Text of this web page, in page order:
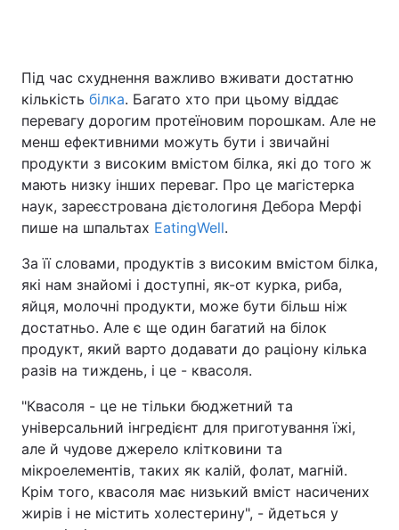
Під час схуднення важливо вживати достатню
кількість білка. Багато хто при цьому віддає
перевагу дорогим протеїновим порошкам. Але не
менш ефективними можуть бути і звичайні
продукти з високим вмістом білка, які до того ж
мають низку інших переваг. Про це магістерка
наук, зареєстрована дієтологиня Дебора Мерфі
пише на шпальтах EatingWell.
За її словами, продуктів з високим вмістом білка,
які нам знайомі і доступні, як-от курка, риба,
яйця, молочні продукти, може бути більш ніж
достатньо. Але є ще один багатий на білок
продукт, який варто додавати до раціону кілька
разів на тиждень, і це - квасоля.
"Квасоля - це не тільки бюджетний та
універсальний інгредієнт для приготування їжі,
але й чудове джерело клітковини та
мікроелементів, таких як калій, фолат, магній.
Крім того, квасоля має низький вміст насичених
жирів і не містить холестерину", - йдеться у